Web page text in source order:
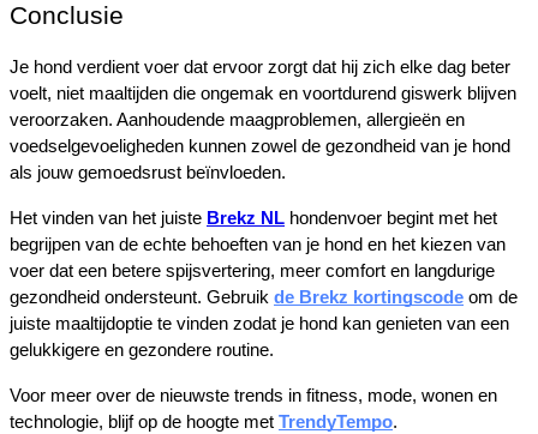
Conclusie
Je hond verdient voer dat ervoor zorgt dat hij zich elke dag beter
voelt, niet maaltijden die ongemak en voortdurend giswerk blijven
veroorzaken. Aanhoudende maagproblemen, allergieën en
voedselgevoeligheden kunnen zowel de gezondheid van je hond
als jouw gemoedsrust beïnvloeden.
Het vinden van het juiste Brekz NL hondenvoer begint met het
begrijpen van de echte behoeften van je hond en het kiezen van
voer dat een betere spijsvertering, meer comfort en langdurige
gezondheid ondersteunt. Gebruik de Brekz kortingscode om de
juiste maaltijdoptie te vinden zodat je hond kan genieten van een
gelukkigere en gezondere routine.
Voor meer over de nieuwste trends in fitness, mode, wonen en
technologie, blijf op de hoogte met TrendyTempo.